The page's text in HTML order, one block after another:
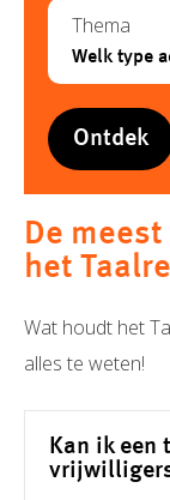
Thema
De
het
Wat houdt het
alles te weten!
Kan ik een